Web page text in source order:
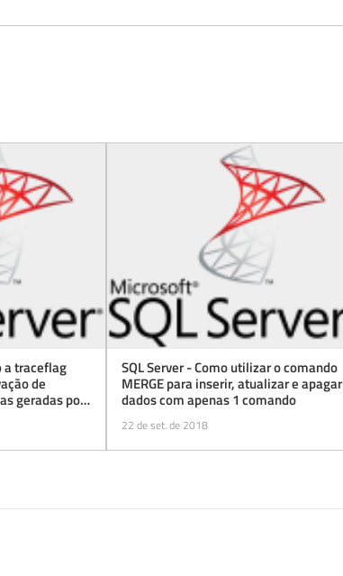
a traceflag
de
geradas por
SQL Server - Como utilizar o comando
MERGE para inserir, atualizar e apagar
dados com apenas 1 comando
22 de set. de 2018